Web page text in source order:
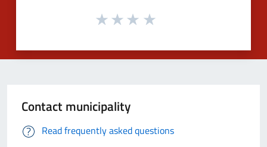
Contact municipality
Read frequently asked questions